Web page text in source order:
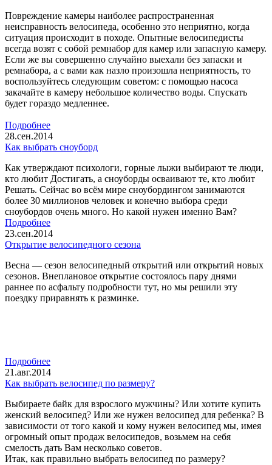
Повреждение камеры наиболее распространенная
неисправность велосипеда, особенно это неприятно, когда
ситуация происходит в походе. Опытные велосипедисты
всегда возят с собой ремнабор для камер или запасную камеру.
Если же вы совершенно случайно выехали без запаски и
ремнабора, а с вами как назло произошла неприятность, то
воспользуйтесь следующим советом: с помощью насоса
закачайте в камеру небольшое количество воды. Спускать
будет гораздо медленнее.
Подробнее
28.сен.2014
Как выбрать сноуборд
Как утверждают психологи, горные лыжи выбирают те люди,
кто любит Достигать, а сноуборды осваивают те, кто любит
Решать. Сейчас во всём мире сноубордингом занимаются
более 30 миллионов человек и конечно выбора среди
сноубордов очень много. Но какой нужен именно Вам?
Подробнее
23.сен.2014
Открытие велосипедного сезона
Весна — сезон велосипедный открытий или открытий новых
сезонов. Внеплановое открытие состоялось пару днями
раннее по асфальту подробности тут, но мы решили эту
поездку приравнять к разминке.
Подробнее
21.авг.2014
Как выбрать велосипед по размеру?
Выбираете байк для взрослого мужчины? Или хотите купить
женский велосипед? Или же нужен велосипед для ребенка? В
зависимости от того какой и кому нужен велосипед мы, имея
огромный опыт продаж велосипедов, возьмем на себя
смелость дать Вам несколько советов.
Итак, как правильно выбрать велосипед по размеру?